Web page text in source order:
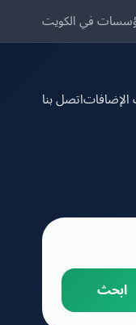
في الكويت
اتصل بنا
ابحث